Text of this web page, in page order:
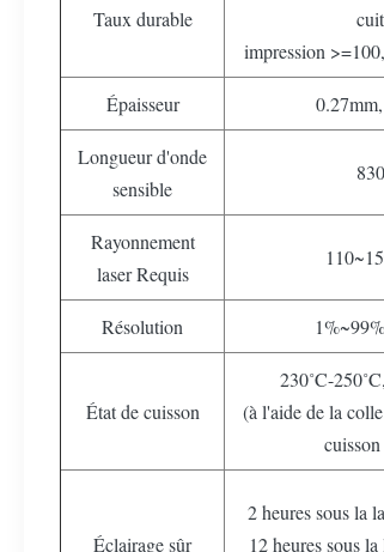
Taux durable
impression
Épaisseur
Longueur d'onde
sensible
Rayonnement
laser Requis
Résolution
État de cuisson
230˚C-
(à l'aide de la
Éclairage sûr
2 heures sous la
12 heures sous